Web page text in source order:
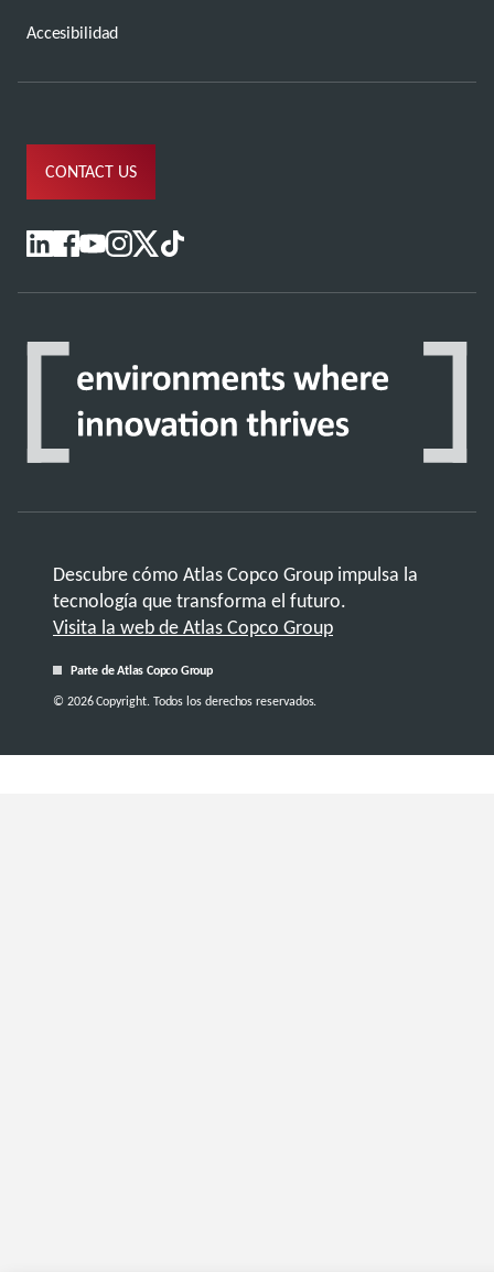
Accesibilidad
CONTACT US
Descubre cómo Atlas Copco Group impulsa la
tecnología que transforma el futuro.
Visita la web de Atlas Copco Group
Parte de Atlas Copco Group
© 2026 Copyright. Todos los derechos reservados.